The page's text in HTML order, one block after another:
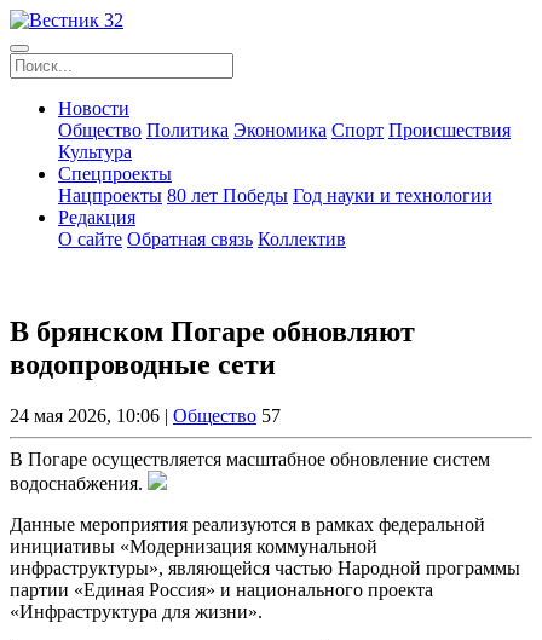
Новости
Общество Политика Экономика Спорт Происшествия
Культура
Спецпроекты
Нацпроекты 80 лет Победы Год науки и технологии
Редакция
О сайте Обратная связь Коллектив
В брянском Погаре обновляют
водопроводные сети
24 мая 2026, 10:06 | Общество 57
В Погаре осуществляется масштабное обновление систем
водоснабжения.
Данные мероприятия реализуются в рамках федеральной
инициативы «Модернизация коммунальной
инфраструктуры», являющейся частью Народной программы
партии «Единая Россия» и национального проекта
«Инфраструктура для жизни».